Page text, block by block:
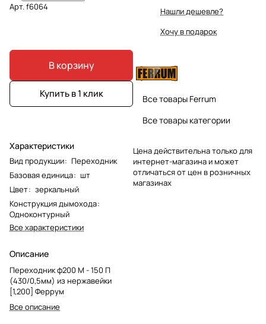
Арт.f6064
В корзину
Купить в 1 клик
Характеристики
Вид продукции: Переходник
Базовая единица: шт
Цвет: зеркальный
Конструкция дымохода:
Одноконтурный
Все характеристики
Описание
Переходник ф200 М - 150 П
(430/0,5мм) из нержавейки
[1,200] Феррум
Все описание
Нашли дешевле?
Хочу в подарок
Все товары Ferrum
Все товары категории
Цена действительна только для
интернет-магазина и может
отличаться от цен в розничных
магазинах